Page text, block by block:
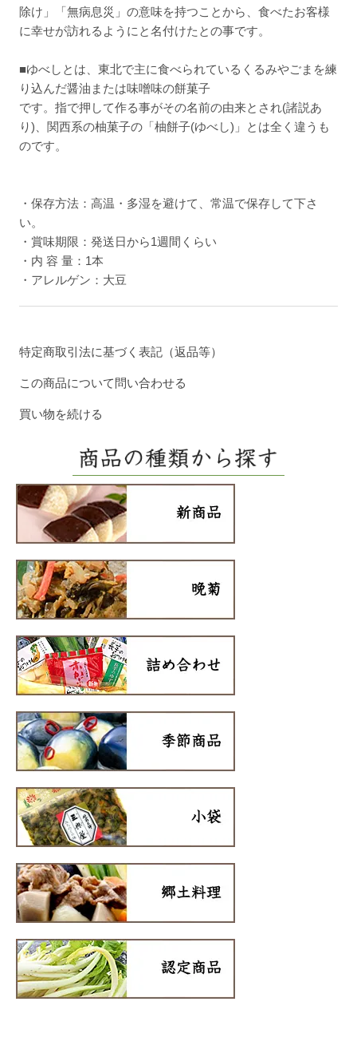
除け」「無病息災」の意味を持つことから、食べたお客様
に幸せが訪れるようにと名付けたとの事です。
■ゆべしとは、東北で主に食べられているくるみやごまを練
り込んだ醤油または味噌味の餅菓子
です。指で押して作る事がその名前の由来とされ(諸説あ
り)、関西系の柚菓子の「柚餅子(ゆべし)」とは全く違うも
のです。
・保存方法：高温・多湿を避けて、常温で保存して下さ
い。
・賞味期限：発送日から1週間くらい
・内 容 量：1本
・アレルゲン：大豆
特定商取引法に基づく表記（返品等）
この商品について問い合わせる
買い物を続ける